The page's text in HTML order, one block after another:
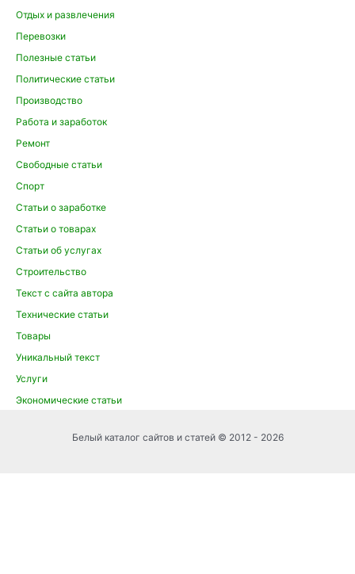
Отдых и развлечения
Перевозки
Полезные статьи
Политические статьи
Производство
Работа и заработок
Ремонт
Свободные статьи
Спорт
Статьи о заработке
Статьи о товарах
Статьи об услугах
Строительство
Текст с сайта автора
Технические статьи
Товары
Уникальный текст
Услуги
Экономические статьи
Белый каталог сайтов и статей © 2012 - 2026